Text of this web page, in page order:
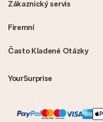
Často Kladené Otázky
YourSurprise
Zákaznický servis
Firemní